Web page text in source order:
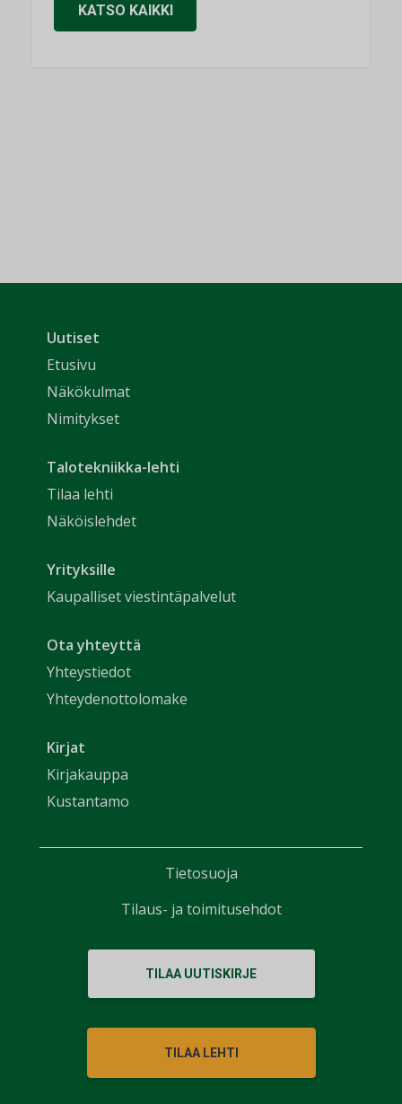
KATSO KAIKKI
Uutiset
Etusivu
Näkökulmat
Nimitykset
Talotekniikka-lehti
Tilaa lehti
Näköislehdet
Yrityksille
Kaupalliset viestintäpalvelut
Ota yhteyttä
Yhteystiedot
Yhteydenottolomake
Kirjat
Kirjakauppa
Kustantamo
TILAA UUTISKIRJE
TILAA LEHTI
Tietosuoja
Tilaus- ja toimitusehdot